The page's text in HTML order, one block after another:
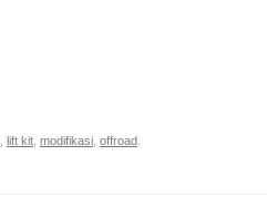
lift kit modifikasi offroad